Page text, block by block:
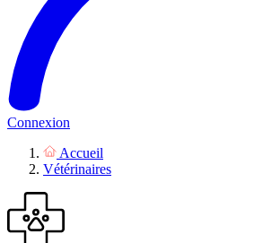
Connexion
Accueil
Vétérinaires